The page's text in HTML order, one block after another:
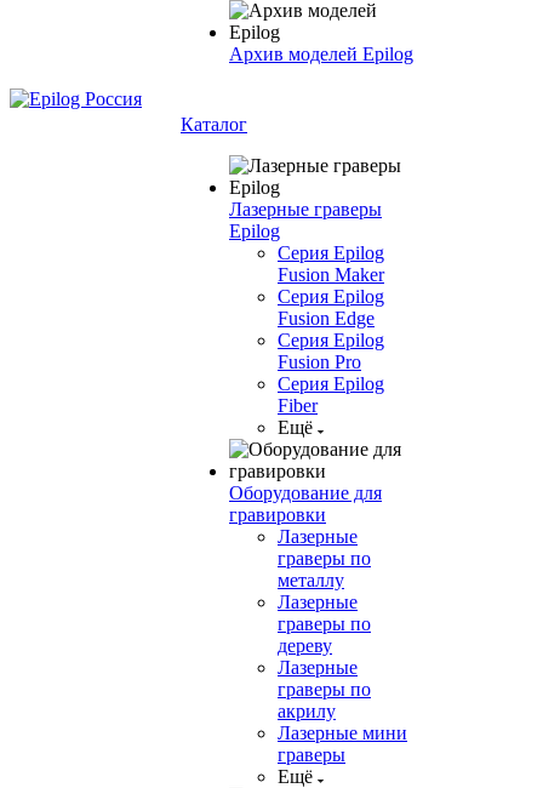
Архив моделей Epilog
Каталог
Лазерные граверы
Epilog
Серия Epilog
Fusion Maker
Серия Epilog
Fusion Edge
Серия Epilog
Fusion Pro
Серия Epilog
Fiber
Ещё
Оборудование для
гравировки
Лазерные
граверы по
металлу
Лазерные
граверы по
дереву
Лазерные
граверы по
акрилу
Лазерные мини
граверы
Ещё